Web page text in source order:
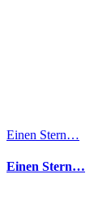
Einen Stern…
Einen Stern…